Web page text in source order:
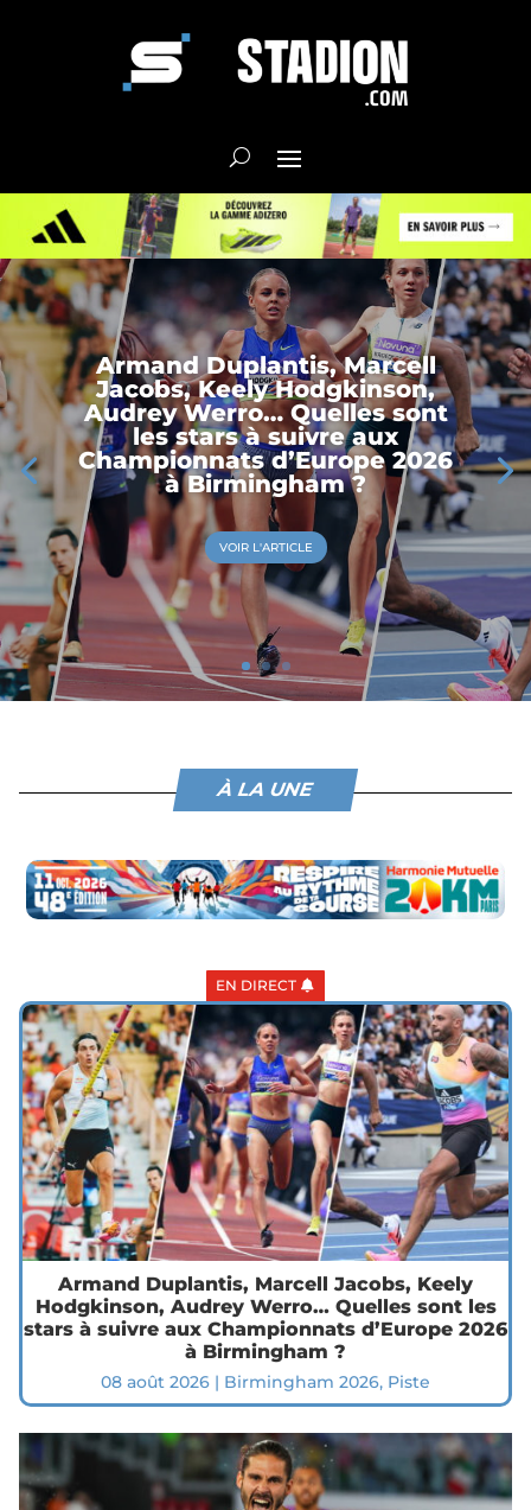
Armand Duplantis, Marcell
Jacobs, Keely Hodgkinson,
Audrey Werro… Quelles sont
les stars à suivre aux
Championnats d’Europe 2026
à Birmingham ?
VOIR L'ARTICLE
À LA UNE
EN DIRECT
Armand Duplantis, Marcell Jacobs, Keely
Hodgkinson, Audrey Werro… Quelles sont les
stars à suivre aux Championnats d’Europe 2026
à Birmingham ?
08 août 2026 | Birmingham 2026, Piste